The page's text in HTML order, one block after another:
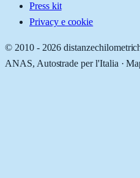
Press kit
Privacy e cookie
© 2010 - 2026
ANAS, Autostrade per l'Italia ·